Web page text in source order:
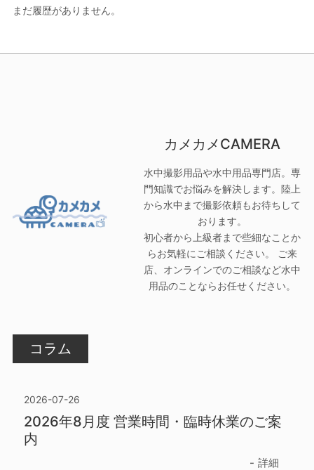
まだ履歴がありません。
カメカメCAMERA
水中撮影用品や水中用品専門店。専
門知識でお悩みを解決します。陸上
から水中まで撮影依頼もお待ちして
おります。
初心者から上級者まで些細なことか
らお気軽にご相談ください。 ご来
店、オンラインでのご相談など水中
用品のことならお任せください。
コラム
2026-07-26
2026年8月度 営業時間・臨時休業のご案
内
詳細